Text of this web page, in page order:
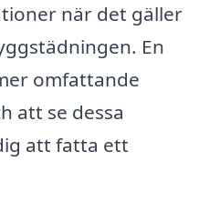
när det gäller
En
omfattande
att se dessa
att fatta ett